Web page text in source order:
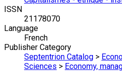
ISSN
21178070
Language
French
Publisher Category
Septentrion Catalog >
Sciences > Economy,